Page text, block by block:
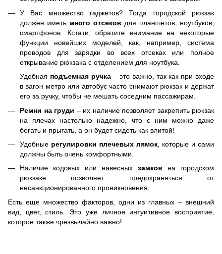
У Вас множество гаджетов? Тогда городской рюкзак
должен иметь много отсеков для планшетов, ноутбуков,
смартфонов. Кстати, обратите внимание на некоторые
функции новейших моделей, как, например, система
проводов для зарядки во всех отсеках или полное
открывание рюкзака с отделением для ноутбука.
Удобная подъемная ручка– это важно, так как при входе
в вагон метро или автобус часто снимают рюкзак и держат
его за ручку, чтобы не мешать соседним пассажирам.
Ремни на груди – их наличие позволяет закрепить рюкзак
на плечах настолько надежно, что с ним можно даже
бегать и прыгать, а он будет сидеть как влитой!
Удобные регулировки плечевых лямок , которые и сами
должны быть очень комфортными.
Наличие кодовых или навесных замков на городском
рюкзаке позволяет предохраняться от
несанкционированного проникновения.
Есть еще множество факторов, одни из главных – внешний
вид, цвет, стиль. Это уже личное интуитивное восприятие,
которое также чрезвычайно важно!